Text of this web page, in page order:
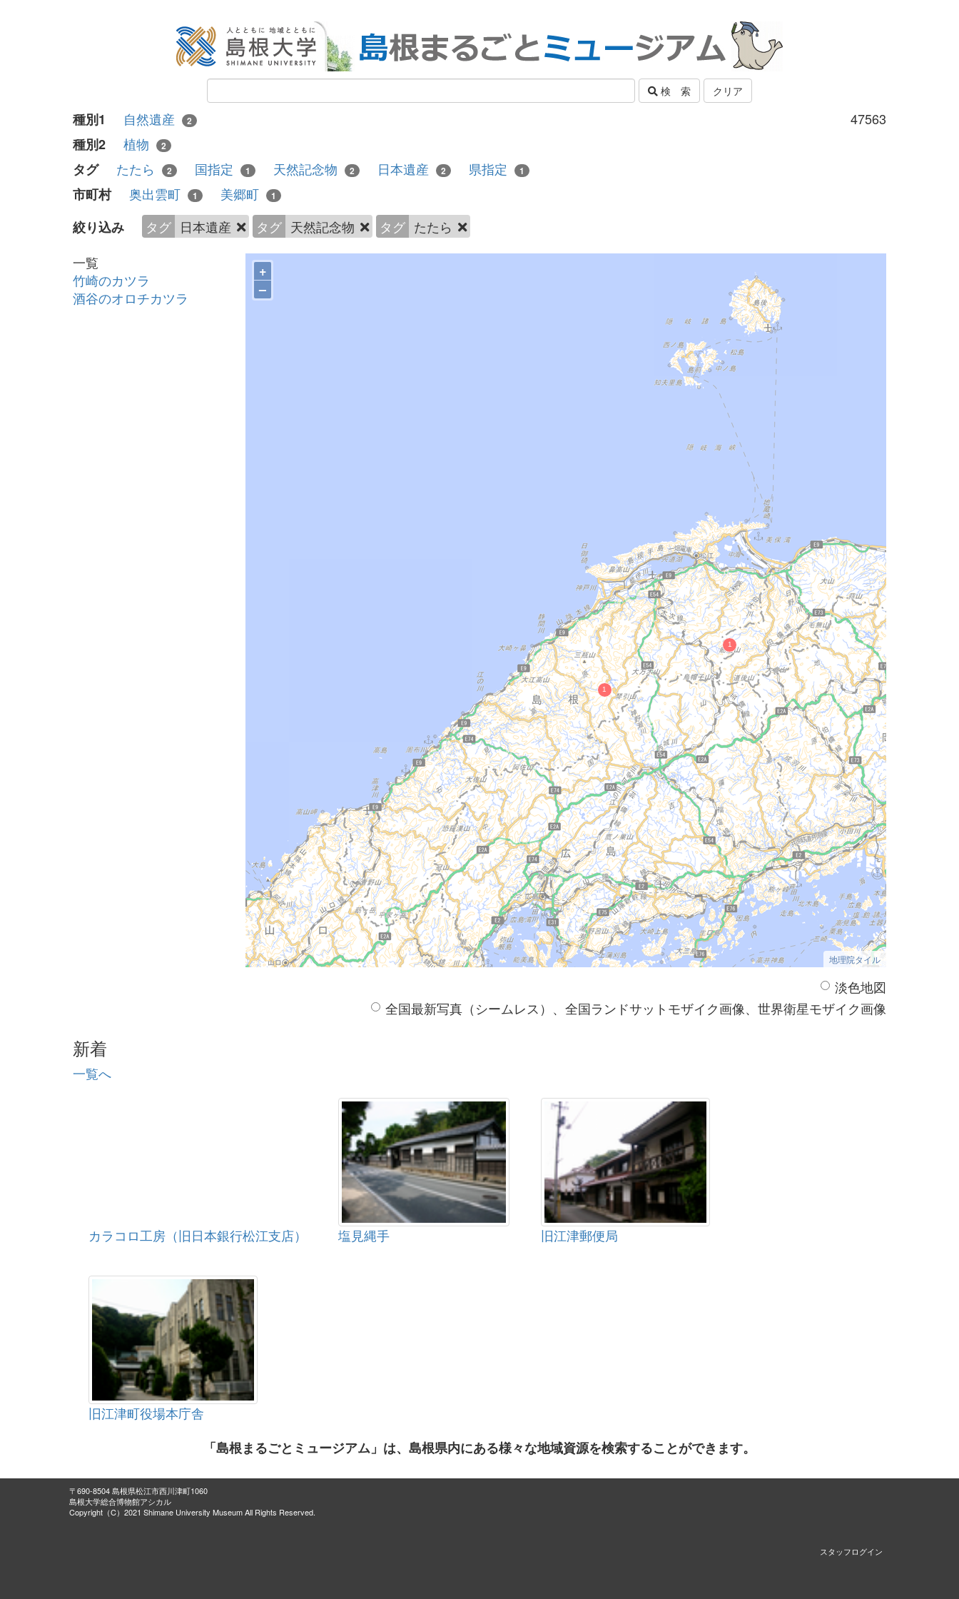
検 索 クリア
47563
種別1 自然遺産 2
種別2 植物 2
タグ たたら 2 国指定 1 天然記念物 2 日本遺産 2 県指定 1
市町村 奥出雲町 1 美郷町 1
絞り込み タグ 日本遺産 タグ 天然記念物 タグ たたら
一覧
竹崎のカツラ
酒谷のオロチカツラ
+
–
地理院タイル
淡色地図
全国最新写真（シームレス）、全国ランドサットモザイク画像、世界衛星モザイク画像
新着
一覧へ
カラコロ工房（旧日本銀行松江支店） 塩見縄手 旧江津郵便局
旧江津町役場本庁舎
「島根まるごとミュージアム」は、島根県内にある様々な地域資源を検索することができます。
〒690-8504 島根県松江市西川津町1060
島根大学総合博物館アシカル
Copyright（C）2021 Shimane University Museum All Rights Reserved.
スタッフログイン